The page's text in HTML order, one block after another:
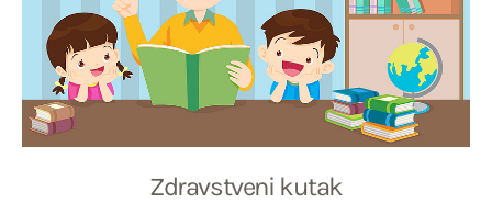
Zdravstveni kutak